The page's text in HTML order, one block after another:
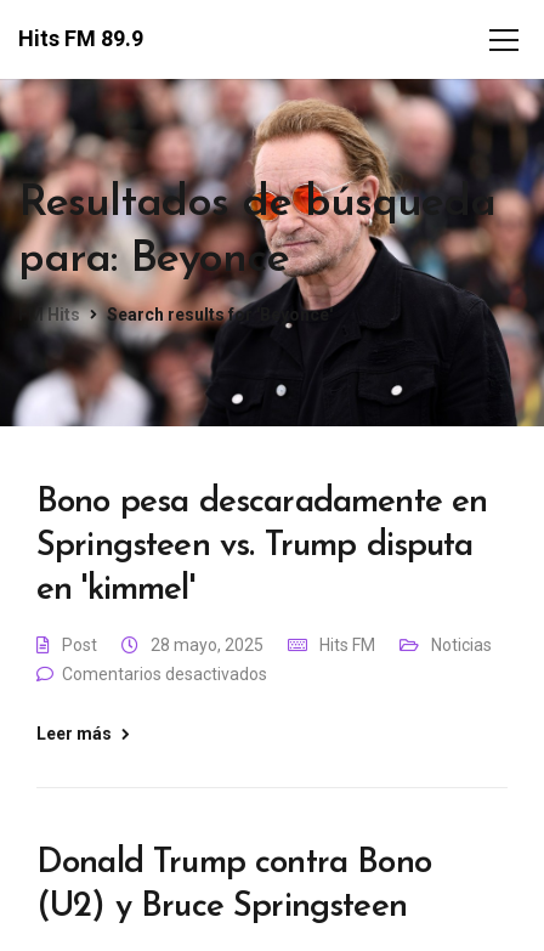
Hits FM 89.9
Resultados de búsqueda
para: Beyonce
FM Hits Search results for 'Beyonce'
Bono pesa descaradamente en
Springsteen vs. Trump disputa
en 'kimmel'
Post 28 mayo, 2025 Hits FM
Noticias
Comentarios desactivados
Leer más
Donald Trump contra Bono
(U2) y Bruce Springsteen